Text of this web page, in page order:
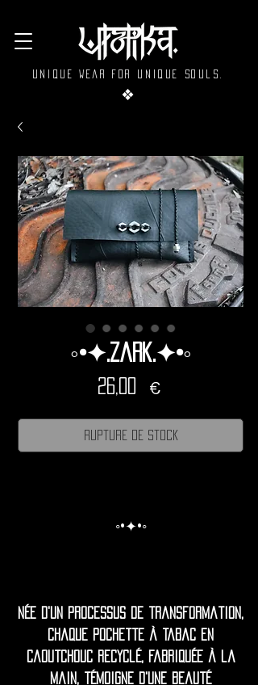
Unique wear for unique souls.
❖
◦•✦.Zark.✦•◦
26,00 €Prix
Rupture de stock
◦•✦•◦
Née d'un processus de transformation,
chaque pochette à tabac en
caoutchouc recyclé, fabriquée à la
main, témoigne d'une beauté